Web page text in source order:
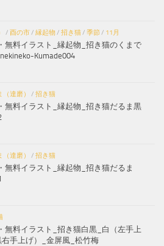
/ 酉の市/ 縁起物/ 招き猫/ 季節/ 11月
無料イラスト_縁起物_招き猫のくまで
Kumade004
（達磨） / 招き猫
無料イラスト_縁起物_招き猫だるま黒
（達磨） / 招き猫
無料イラスト_縁起物_招き猫だるま
無料イラスト_招き猫白黒_白（左手上
手上げ）_金屏風_松竹梅